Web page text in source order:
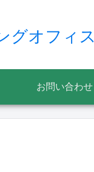
グオフィス
お問い合わせ